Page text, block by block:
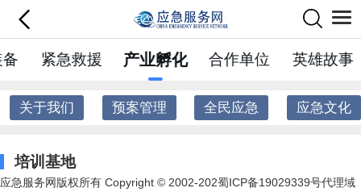
紧急救援 产业孵化 合作单位 英雄故事
关于我们 预案管理 全民应急 应急文化
培训基地
应急服务网版权所有 Copyright © 2002-202蜀ICP备19029339号代理域